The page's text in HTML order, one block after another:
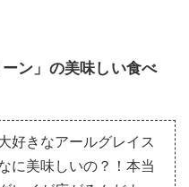
ン」の美味しい食べ
好きなアールグレイス
に美味しいの？！本当